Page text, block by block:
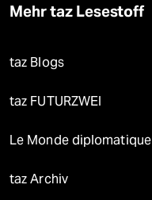
Mehr taz Lesestoff
taz Blogs
taz FUTURZWEI
Le Monde diplomatique
taz Archiv